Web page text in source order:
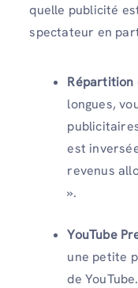
quelle publicité
spectateur en
Répartition
longues,
est
revenus
».
YouTube
une petite
de